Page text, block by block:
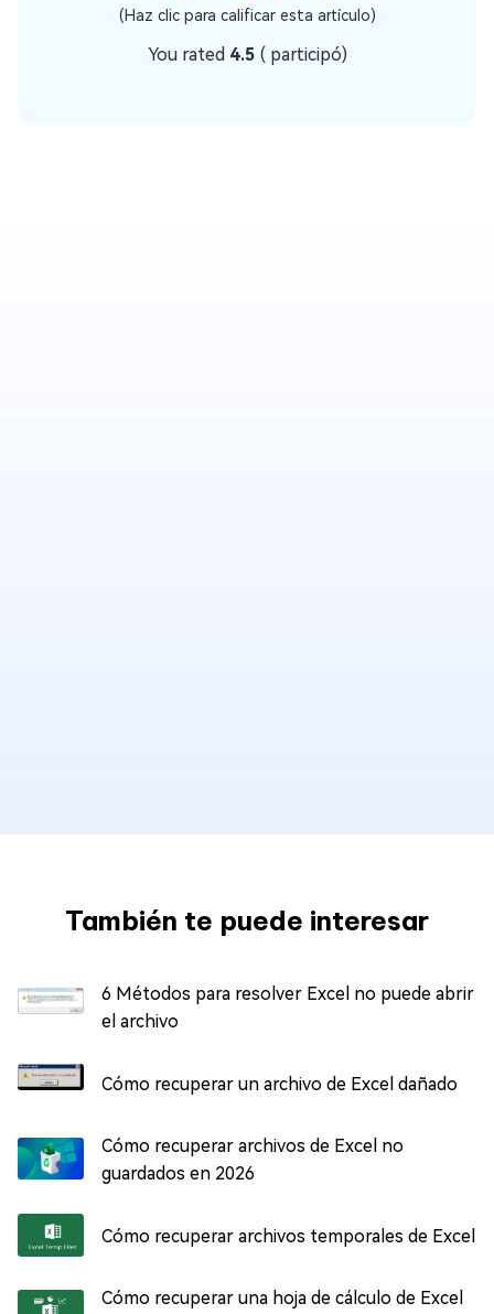
(Haz clic para calificar esta artículo)
You rated 4.5 ( participó)
También te puede interesar
6 Métodos para resolver Excel no puede abrir
el archivo
Cómo recuperar un archivo de Excel dañado
Cómo recuperar archivos de Excel no
guardados en 2026
Cómo recuperar archivos temporales de Excel
Cómo recuperar una hoja de cálculo de Excel